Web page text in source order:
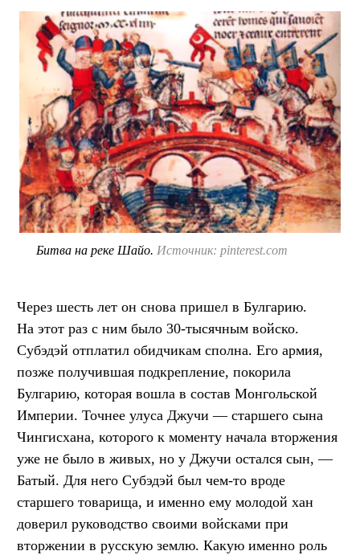
Битва на реке Шайо. Источник: pinterest.com
Через шесть лет он снова пришел в Булгарию.
На этот раз с ним было 30-тысячным войско.
Субэдэй отплатил обидчикам сполна. Его армия,
позже получившая подкрепление, покорила
Булгарию, которая вошла в состав Монгольской
Империи. Точнее улуса Джучи — старшего сына
Чингисхана, которого к моменту начала вторжения
уже не было в живых, но у Джучи остался сын, —
Батый. Для него Субэдэй был чем-то вроде
старшего товарища, и именно ему молодой хан
доверил руководство своими войсками при
вторжении в русскую землю. Какую именно роль